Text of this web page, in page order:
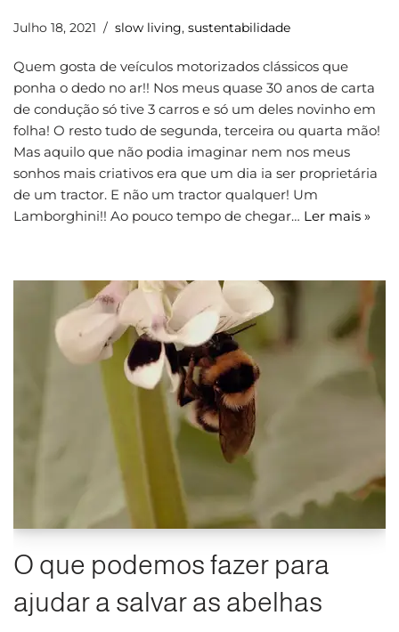
Julho 18, 2021 slow living, sustentabilidade
Quem gosta de veículos motorizados clássicos que
ponha o dedo no ar!! Nos meus quase 30 anos de carta
de condução só tive 3 carros e só um deles novinho em
folha! O resto tudo de segunda, terceira ou quarta mão!
Mas aquilo que não podia imaginar nem nos meus
sonhos mais criativos era que um dia ia ser proprietária
de um tractor. E não um tractor qualquer! Um
Lamborghini!! Ao pouco tempo de chegar… Ler mais »
O que podemos fazer para
ajudar a salvar as abelhas